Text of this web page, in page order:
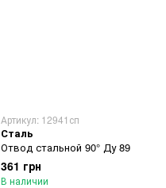
Артикул: 12941сп
Сталь
Отвод стальной 90° Ду 89
361 грн
В наличии